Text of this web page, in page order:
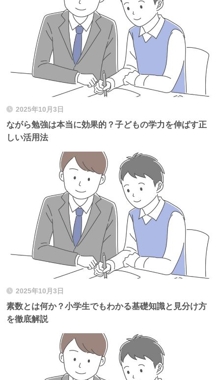
2025年10月3日
ながら勉強は本当に効果的？子どもの学力を伸ばす正
しい活用法
2025年10月3日
素数とは何か？小学生でもわかる基礎知識と見分け方
を徹底解説